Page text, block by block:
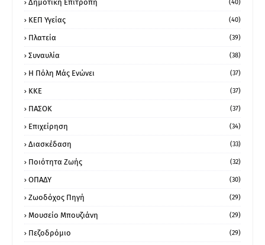
Δημοτική Επιτροπή (40)
ΚΕΠ Υγείας (40)
Πλατεία (39)
Συναυλία (38)
Η Πόλη Μάς Ενώνει (37)
ΚΚΕ (37)
ΠΑΣΟΚ (37)
Επιχείρηση (34)
Διασκέδαση (33)
Ποιότητα Ζωής (32)
ΟΠΑΔΥ (30)
Ζωοδόχος Πηγή (29)
Μουσείο Μπουζιάνη (29)
Πεζοδρόμιο (29)